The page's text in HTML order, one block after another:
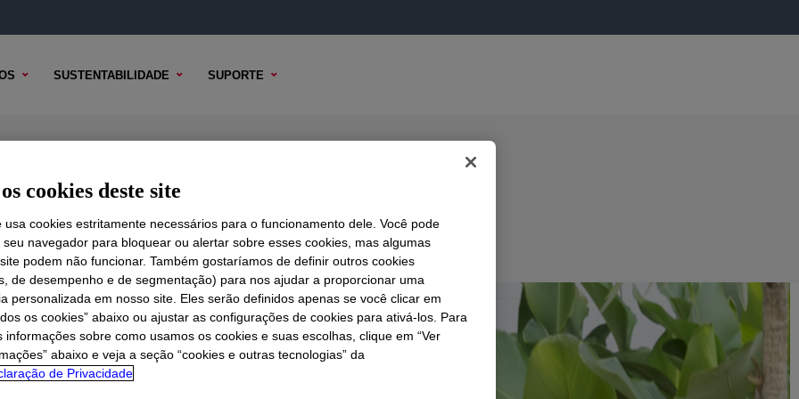
SUSTENTABILIDADE SUPORTE
TÉCNICO OPÇÕES DE AMOSTRA OPÇÕES DE COMPRA
cookies deste site
usa cookies estritamente necessários para o funcionamento dele. Você pode
navegador para bloquear ou alertar sobre esses cookies, mas algumas
podem não funcionar. Também gostaríamos de definir outros cookies
de desempenho e de segmentação) para nos ajudar a proporcionar uma
personalizada em nosso site. Eles serão definidos apenas se você clicar em
os cookies” abaixo ou ajustar as configurações de cookies para ativá-los. Para
informações sobre como usamos os cookies e suas escolhas, clique em “Ver
abaixo e veja a seção “cookies e outras tecnologias” da
de Privacidade